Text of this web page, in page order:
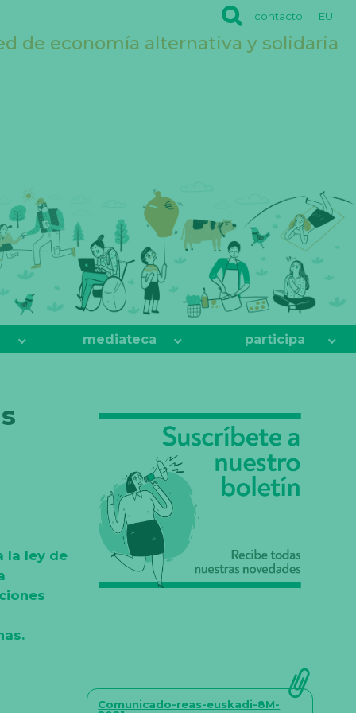
contacto EU
de economía alternativa y solidaria
mediateca participa
la ley de
Comunicado-reas-euskadi-8M-